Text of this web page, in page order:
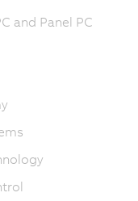
and Panel PC